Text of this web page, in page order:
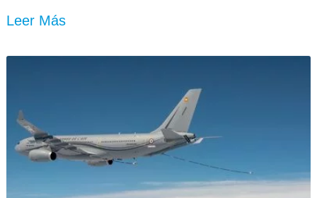
Leer Más